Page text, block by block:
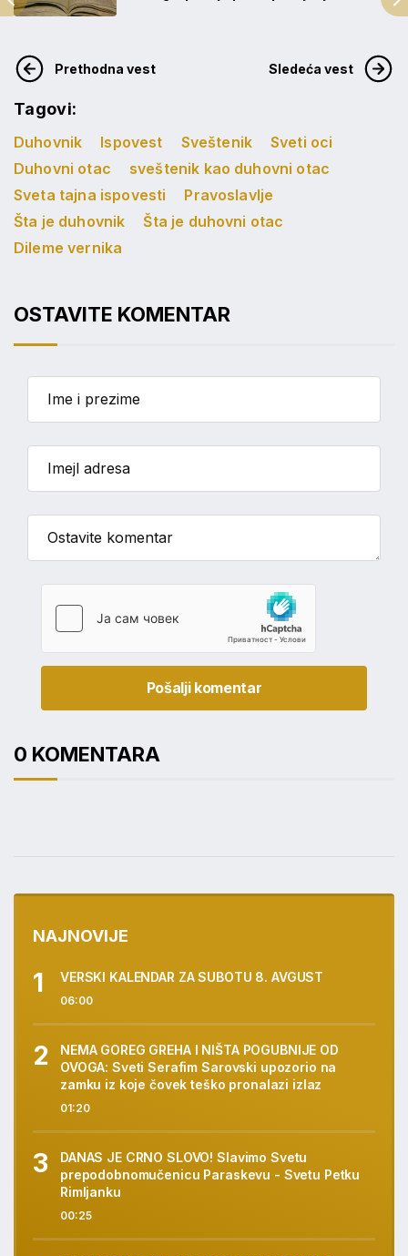
Prethodna vest Sledeća vest
Tagovi:
Duhovnik Ispovest Sveštenik
Sveti oci
Duhovni otac
sveštenik kao duhovni otac
Sveta tajna ispovesti
Pravoslavlje
Šta je duhovnik
Šta je duhovni otac
Dileme vernika
OSTAVITE KOMENTAR
Pošalji komentar
0 KOMENTARA
NAJNOVIJE
06:00
VERSKI KALENDAR ZA SUBOTU 8. AVGUST
01:20
NEMA GOREG GREHA I NIŠTA POGUBNIJE OD
OVOGA: Sveti Serafim Sarovski upozorio na
zamku iz koje čovek teško pronalazi izlaz
00:25
DANAS JE CRNO SLOVO! Slavimo Svetu
prepodobnomučenicu Paraskevu - Svetu Petku
Rimljanku